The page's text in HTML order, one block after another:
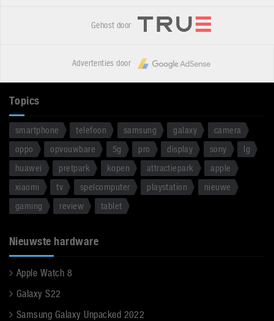
Gehost door
Advertenties door
Topics
smartphone telefoon samsung galaxy
camera
oppo
opvouwbare 5g pro display sony
lg
huawei
pretpark kopen attractiepark
apple
xiaomi
tv spelcomputer playstation
nieuwe
gaming
review tablet
Nieuwste hardware
Apple Watch 8
Galaxy S22
Samsung Galaxy Unpacked 2022